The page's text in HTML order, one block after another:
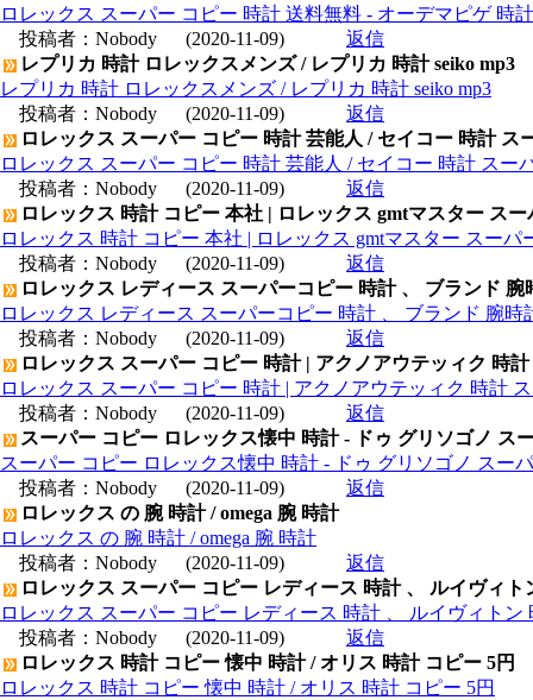
ロレックス スーパー コピー 時計 送料無料 - オーデマピゲ 時
投稿者： Nobody (2020-11-09)
返信
レプリカ 時計 ロレックスメンズ / レプリカ 時計 seiko mp3
レプリカ 時計 ロレックスメンズ / レプリカ 時計 seiko mp3
投稿者： Nobody (2020-11-09)
返信
ロレックス スーパー コピー 時計 芸能人 / セイコー 時計 ス
ロレックス スーパー コピー 時計 芸能人 / セイコー 時計 スー
投稿者： Nobody (2020-11-09)
返信
ロレックス 時計 コピー 本社 | ロレックス gmtマスター ス
ロレックス 時計 コピー 本社 | ロレックス gmtマスター スーパ
投稿者： Nobody (2020-11-09)
返信
ロレックス レディース スーパーコピー 時計 、 ブランド
ロレックス レディース スーパーコピー 時計 、 ブランド 腕時
投稿者： Nobody (2020-11-09)
返信
ロレックス スーパー コピー 時計 | アクノアウテッィク 時
ロレックス スーパー コピー 時計 | アクノアウテッィク 時計
投稿者： Nobody (2020-11-09)
返信
スーパー コピー ロレックス懐中 時計 - ドゥ グリソゴノ ス
スーパー コピー ロレックス懐中 時計 - ドゥ グリソゴノ スー
投稿者： Nobody (2020-11-09)
返信
ロレックス の 腕 時計 / omega 腕 時計
ロレックス の 腕 時計 / omega 腕 時計
投稿者： Nobody (2020-11-09)
返信
ロレックス スーパー コピー レディース 時計 、 ルイヴィ
ロレックス スーパー コピー レディース 時計 、 ルイヴィト
投稿者： Nobody (2020-11-09)
返信
ロレックス 時計 コピー 懐中 時計 / オリス 時計 コピー 5円
ロレックス 時計 コピー 懐中 時計 / オリス 時計 コピー 5円